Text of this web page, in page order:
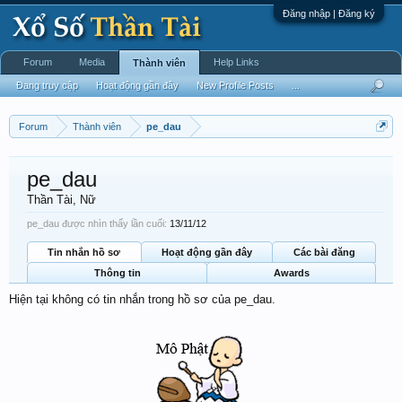
Đăng nhập | Đăng ký
Forum Thành viên pe_dau
pe_dau
Thần Tài, Nữ
pe_dau được nhìn thấy lần cuối: 13/11/12
Tin nhắn hồ sơ Hoạt động gần đây
Các bài đăng
Thông tin
Awards
Hiện tại không có tin nhắn trong hồ sơ của pe_dau.
Forum Media Thành viên
Đang truy cập Hoạt động gần đây New Profile Posts
Help Links